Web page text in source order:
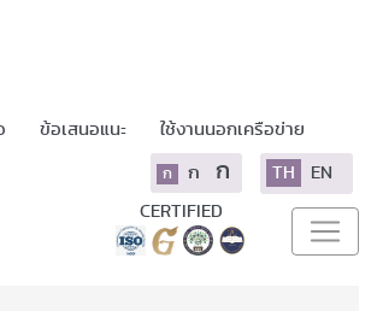
ข้อเสนอแนะ ใช้งานนอกเครือข่าย
ก ก ก TH EN
CERTIFIED